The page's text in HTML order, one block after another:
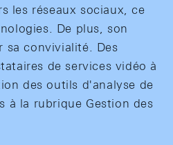
les réseaux sociaux, ce
De plus, son
sa convivialité. Des
de services vidéo à
des outils d'analyse de
à la rubrique Gestion des